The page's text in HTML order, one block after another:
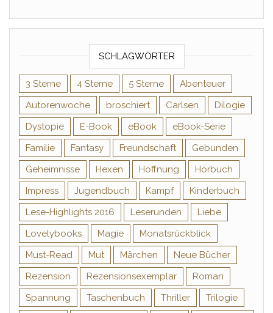
SCHLAGWÖRTER
3 Sterne 4 Sterne 5 Sterne
Abenteuer
Autorenwoche
broschiert Carlsen
Dilogie
Dystopie
E-Book eBook
eBook-Serie
Familie
Fantasy Freundschaft
Gebunden
Geheimnisse
Hexen Hoffnung
Hörbuch
Impress
Jugendbuch Kampf
Kinderbuch
Lese-Highlights 2016
Leserunden
Liebe
Lovelybooks
Magie
Monatsrückblick
Must-Read
Mut Märchen
Neue Bücher
Rezension
Rezensionsexemplar
Roman
Spannung
Taschenbuch Thriller
Trilogie